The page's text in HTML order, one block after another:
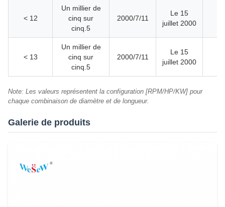
< 12
Un millier de
cinq sur
cinq.5
2000/7/11
Le 15
juillet 2000
< 13
Un millier de
cinq sur
cinq.5
2000/7/11
Le 15
juillet 2000
Note: Les valeurs représentent la configuration [RPM/HP/KW] pour
chaque combinaison de diamètre et de longueur.
Galerie de produits